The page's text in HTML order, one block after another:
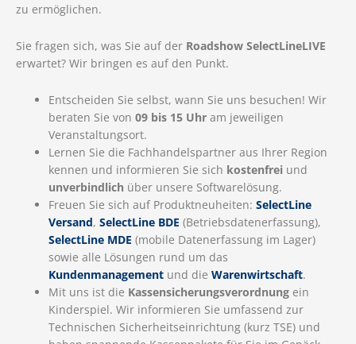
zu ermöglichen.
Sie fragen sich, was Sie auf der Roadshow SelectLineLIVE
erwartet? Wir bringen es auf den Punkt.
Entscheiden Sie selbst, wann Sie uns besuchen! Wir
beraten Sie von09 bis 15 Uhr am jeweiligen
Veranstaltungsort.
Lernen Sie die Fachhandelspartner aus Ihrer Region
kennen und informieren Sie sich kostenfrei und
unverbindlich über unsere Softwarelösung.
Freuen Sie sich auf Produktneuheiten:SelectLine
Versand,SelectLine BDE (Betriebsdatenerfassung),
SelectLine MDE (mobile Datenerfassung im Lager)
sowie alle Lösungen rund um das
Kundenmanagement und dieWarenwirtschaft.
Mit uns ist die Kassensicherungsverordnung ein
Kinderspiel. Wir informieren Sie umfassend zur
Technischen Sicherheitseinrichtung (kurz TSE) und